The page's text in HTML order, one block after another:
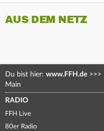
AUS DEM NETZ
Du bist hier: www.FFH.de >>>
Main
RADIO
FFH Live
80er Radio